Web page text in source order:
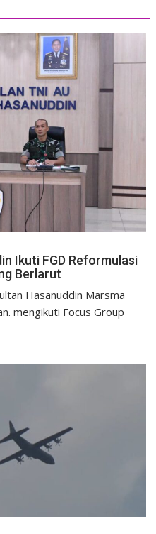
Ikuti FGD Reformulasi
Berlarut
Hasanuddin Marsma
mengikuti Focus Group